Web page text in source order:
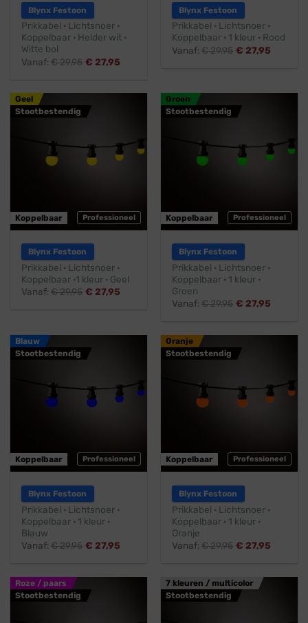
Blynx Festoon
Prikkabel · Lichtsnoer ·
Koppelbaar · Helder wit ·
Witte bol
Vanaf:€29,95 € 27,95
Blynx Festoon
Prikkabel · Lichtsnoer ·
Koppelbaar · 1 kleur · Rood
Vanaf:€29,95 € 27,95
Geel
Stootbestendig
Professioneel
Koppelbaar
Blynx Festoon
Prikkabel · Lichtsnoer ·
Koppelbaar ·1 kleur · Geel
Vanaf:€29,95 € 27,95
Groen
Stootbestendig
Professioneel
Koppelbaar
Blynx Festoon
Prikkabel · Lichtsnoer ·
Koppelbaar · 1 kleur ·
Groen
Vanaf:€29,95 € 27,95
Blauw
Stootbestendig
Professioneel
Koppelbaar
Blynx Festoon
Prikkabel · Lichtsnoer ·
Koppelbaar · 1 kleur ·
Blauw
Vanaf:€29,95 € 27,95
Oranje
Stootbestendig
Professioneel
Koppelbaar
Blynx Festoon
Prikkabel · Lichtsnoer ·
Koppelbaar · 1 kleur ·
Oranje
Vanaf:€29,95 € 27,95
Roze / paars
Stootbestendig
7 kleuren / multicolor
Stootbestendig